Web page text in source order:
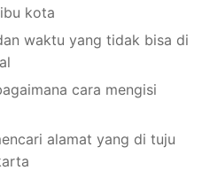
kota
waktu yang tidak bisa di
cara mengisi
alamat yang di tuju